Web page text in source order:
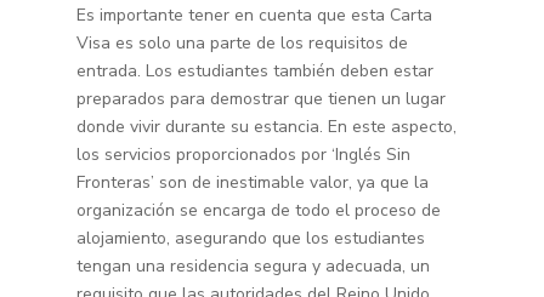
Es importante tener en cuenta que esta Carta
Visa es solo una parte de los requisitos de
entrada. Los estudiantes también deben estar
preparados para demostrar que tienen un lugar
donde vivir durante su estancia. En este aspecto,
los servicios proporcionados por ‘Inglés Sin
Fronteras’ son de inestimable valor, ya que la
organización se encarga de todo el proceso de
alojamiento, asegurando que los estudiantes
tengan una residencia segura y adecuada, un